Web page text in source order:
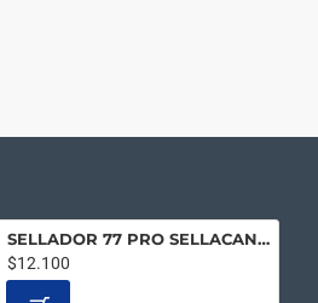
SELLADOR 77 PRO SELLACANALETA
$12.100